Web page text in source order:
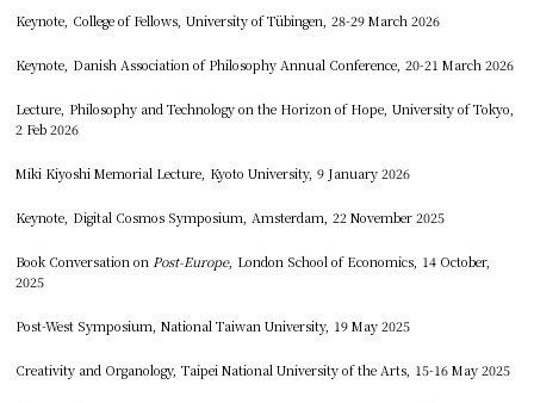
Keynote, College of Fellows, University of Tübingen, 28-29 March 2026
Keynote, Danish Association of Philosophy Annual Conference, 20-21 March 2026
Lecture, Philosophy and Technology on the Horizon of Hope, University of Tokyo,
2 Feb 2026
Miki Kiyoshi Memorial Lecture, Kyoto University, 9 January 2026
Keynote, Digital Cosmos Symposium, Amsterdam, 22 November 2025
Book Conversation on Post-Europe, London School of Economics, 14 October,
2025
Post-West Symposium, National Taiwan University, 19 May 2025
Creativity and Organology, Taipei National University of the Arts, 15-16 May 2025